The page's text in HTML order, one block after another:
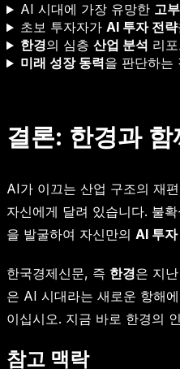
AI 시대에 가장 유망한 고
초보 투자자가 AI 투자 전략
한경의 심층 산업 분석 리
미래 성장 동력을 판단하는
결론: 한경과
AI가 이끄는 산업 구조의 재
자신에게 달려 있습니다. 불
을 발굴하여 자신만의 AI 투
한국경제신문, 즉 한경은 지
은 AI 시대라는 새로운 항해
이십시오. 지금 바로 한경의
참고 맥락